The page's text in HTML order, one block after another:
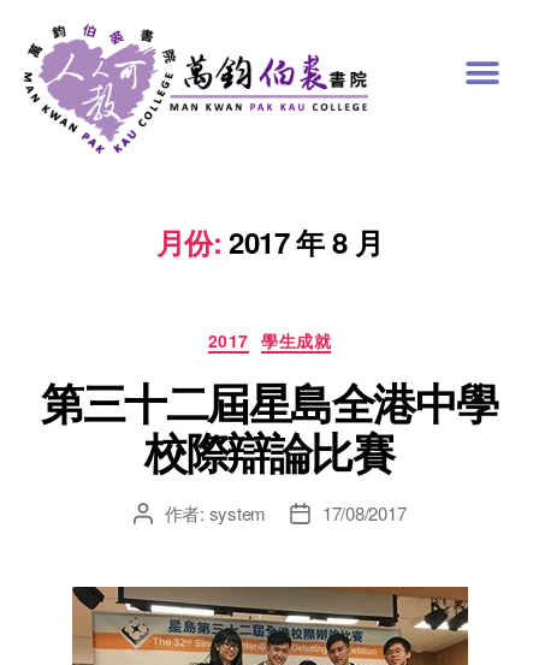
月份: 2017 年 8 月
2017 學生成就
第三十二屆星島全港中學
校際辯論比賽
作者: system 17/08/2017